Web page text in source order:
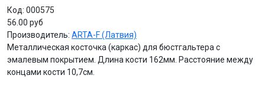
Код: 000575
56.00 руб
Производитель: ARTA-F (Латвия)
Металлическая косточка (каркас) для бюстгальтера с
эмалевым покрытием. Длина кости 162мм. Расстояние между
концами кости 10,7см.